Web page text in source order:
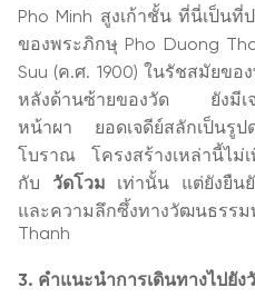
Pho Minh สูงเก้าชั้น ที่นี่เป็น
ของพระภิกษุ Pho Duong
Suu (ค.ศ. 1900) ในรัชสมัยขอ
หลังด้านซ้ายของวัด ยังมีเจ
หน้าผา ยอดเจดีย์สลักเป็นรู
โบราณ โครงสร้างเหล่านี้ไม่
กับ วัดโวม เท่านั้น แต่ยังยืน
และความลึกซึ้งทางวัฒนธรร
Thanh
3. คำแนะนำการเดินทางไปยั